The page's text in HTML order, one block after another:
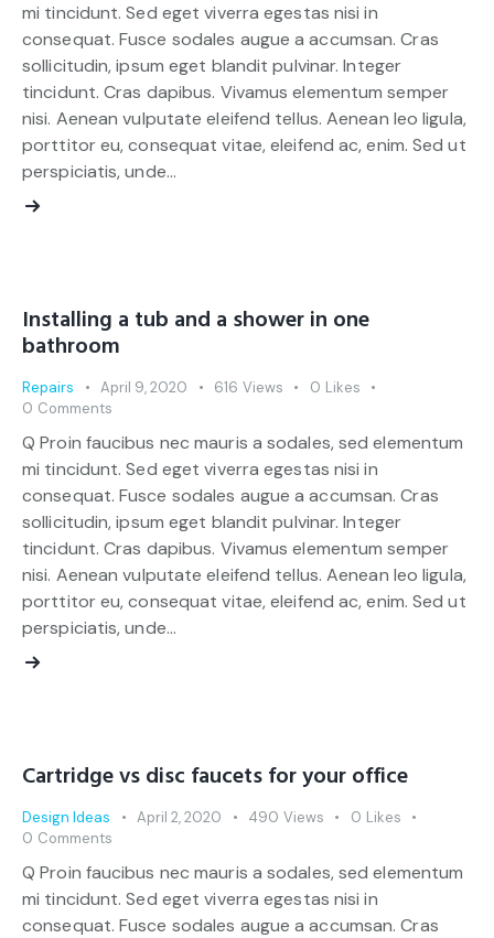
mi tincidunt. Sed eget viverra egestas nisi in
consequat. Fusce sodales augue a accumsan. Cras
sollicitudin, ipsum eget blandit pulvinar. Integer
tincidunt. Cras dapibus. Vivamus elementum semper
nisi. Aenean vulputate eleifend tellus. Aenean leo ligula,
porttitor eu, consequat vitae, eleifend ac, enim. Sed ut
perspiciatis, unde…
Installing a tub and a shower in one
bathroom
Repairs April 9, 2020 616 Views 0 Likes
0 Comments
Q Proin faucibus nec mauris a sodales, sed elementum
mi tincidunt. Sed eget viverra egestas nisi in
consequat. Fusce sodales augue a accumsan. Cras
sollicitudin, ipsum eget blandit pulvinar. Integer
tincidunt. Cras dapibus. Vivamus elementum semper
nisi. Aenean vulputate eleifend tellus. Aenean leo ligula,
porttitor eu, consequat vitae, eleifend ac, enim. Sed ut
perspiciatis, unde…
Cartridge vs disc faucets for your office
Design Ideas April 2, 2020 490 Views 0 Likes
0 Comments
Q Proin faucibus nec mauris a sodales, sed elementum
mi tincidunt. Sed eget viverra egestas nisi in
consequat. Fusce sodales augue a accumsan. Cras